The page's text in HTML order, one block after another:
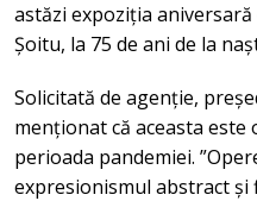
astăzi expoziția
Șoitu, la 75 de ani de la
Solicitată de agenție,
menționat că aceasta
perioada pandemiei.
expresionismul abstract